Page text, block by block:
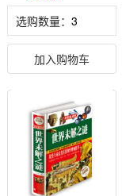
选购数量：
加入购物车